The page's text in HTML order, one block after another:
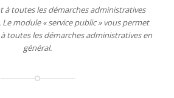
à toutes les démarches administratives
module « service public » vous permet
à toutes les démarches administratives en
général.